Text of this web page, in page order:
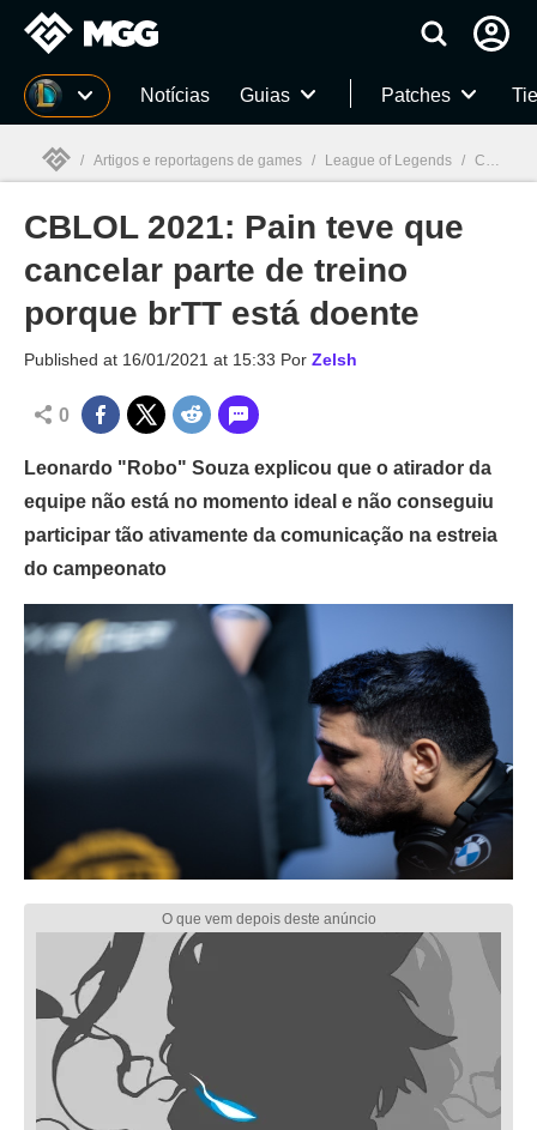
Millenium Notícias Guias Patches
Millenium
/ Artigos e reportagens de games / League of Legends / CBLOL 2021: Pain teve que cancelar parte de treino porque brTT está doente
CBLOL 2021: Pain teve que
cancelar parte de treino
porque brTT está doente
Published at 16/01/2021 at 15:33 Por Zelsh
0
Leonardo "Robo" Souza explicou que o atirador da
equipe não está no momento ideal e não conseguiu
participar tão ativamente da comunicação na estreia
do campeonato